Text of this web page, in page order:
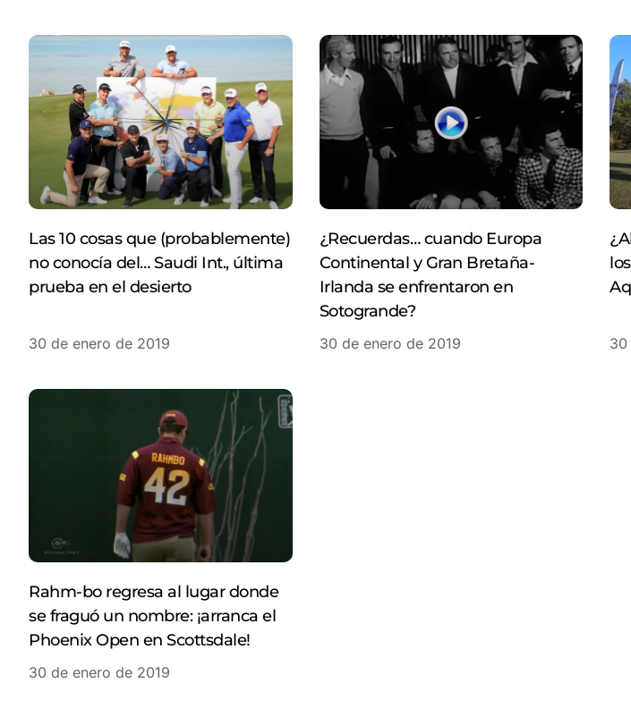
Las 10 cosas que (probablemente)
no conocía del… Saudi Int., última
prueba en el desierto
30 de enero de 2019
¿Recuerdas… cuando Europa
Continental y Gran Bretaña-
Irlanda se enfrentaron en
Sotogrande?
30 de enero de 2019 30
Rahm-bo regresa al lugar donde
se fraguó un nombre: ¡arranca el
Phoenix Open en Scottsdale!
30 de enero de 2019